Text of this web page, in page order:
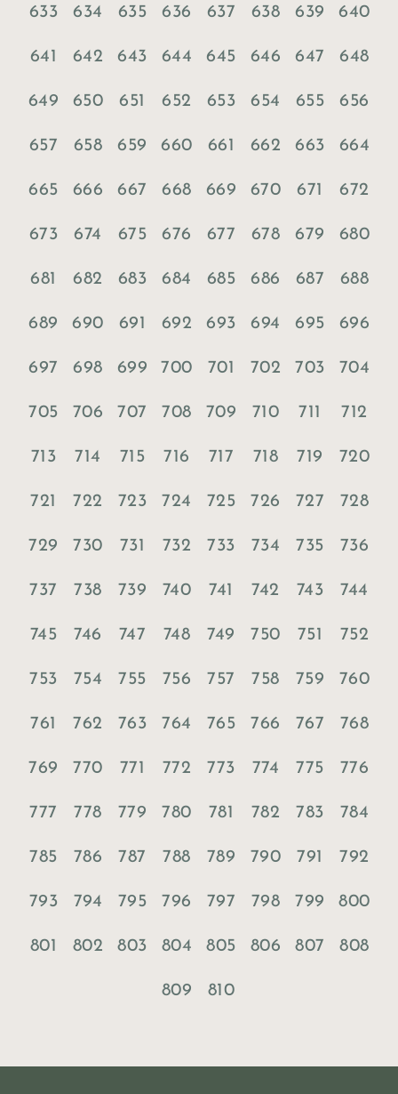
633 634 635 636 637 638 639 640
641 642 643 644 645 646 647 648
649 650 651 652 653 654 655 656
657 658 659 660 661 662 663 664
665 666 667 668 669 670 671 672
673 674 675 676 677 678 679 680
681 682 683 684 685 686 687 688
689 690 691 692 693 694 695 696
697 698 699 700 701 702 703 704
705 706 707 708 709 710 711 712
713 714 715 716 717 718 719 720
721 722 723 724 725 726 727 728
729 730 731 732 733 734 735 736
737 738 739 740 741 742 743 744
745 746 747 748 749 750 751 752
753 754 755 756 757 758 759 760
761 762 763 764 765 766 767 768
769 770 771 772 773 774 775 776
777 778 779 780 781 782 783 784
785 786 787 788 789 790 791 792
793 794 795 796 797 798 799 800
801 802 803 804 805 806 807 808
809 810